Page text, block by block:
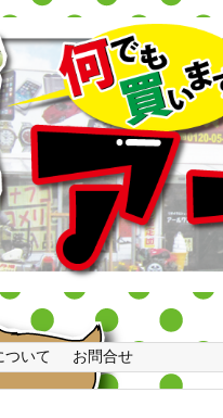
ついて お問合せ